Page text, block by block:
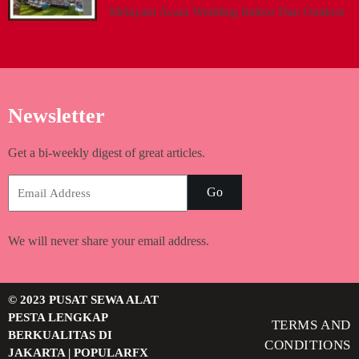
Melayani Acara Wedding Indoor Dan Outdoor
Newsletter
Get a bi-weekly digest of great articles.
Go
We will never share your email address.
© 2023 PUSAT SEWA ALAT
PESTA LENGKAP
BERKUALITAS DI
JAKARTA | POPULARFX
TERMS AND
CONDITIONS